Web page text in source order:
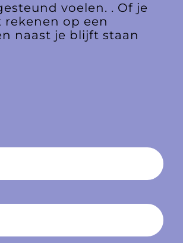
voelen. . Of je
op een
naast je blijft staan